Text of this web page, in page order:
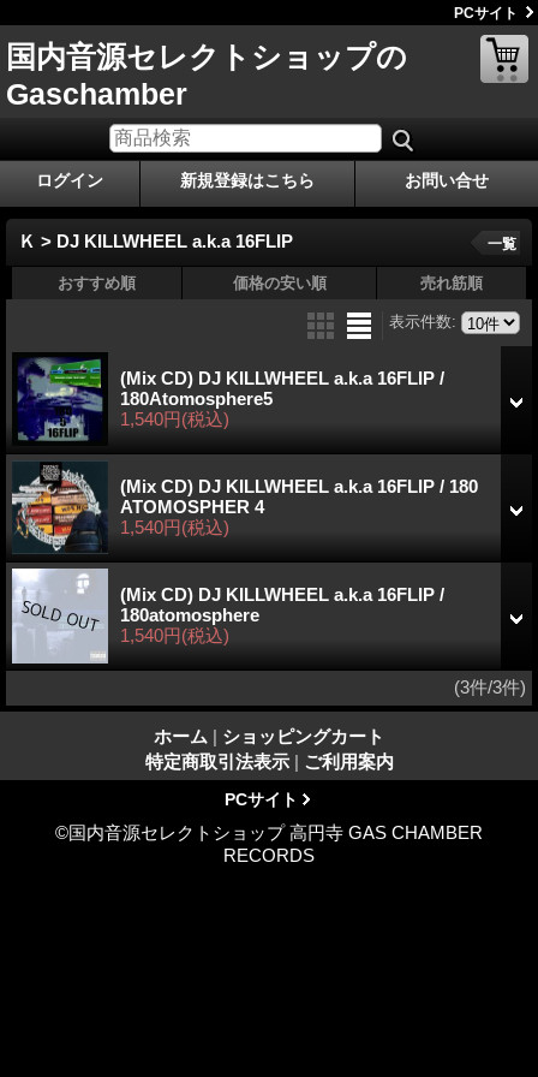
PCサイト
国内音源セレクトショップの
Gaschamber
ログイン 新規登録はこちら お問い合せ
Ｋ > DJ KILLWHEEL a.k.a 16FLIP 一覧
おすすめ順 価格の安い順 売れ筋順
表示件数:
(Mix CD) DJ KILLWHEEL a.k.a 16FLIP /
180Atomosphere5
1,540円(税込)
(Mix CD) DJ KILLWHEEL a.k.a 16FLIP / 180
ATOMOSPHER 4
1,540円(税込)
(Mix CD) DJ KILLWHEEL a.k.a 16FLIP /
180atomosphere
1,540円(税込)
(3件/3件)
ホーム | ショッピングカート
特定商取引法表示 | ご利用案内
PCサイト
©国内音源セレクトショップ 高円寺 GAS CHAMBER
RECORDS